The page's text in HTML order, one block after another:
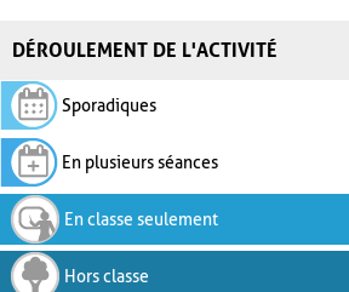
DÉROULEMENT DE L'ACTIVITÉ
Sporadiques
En plusieurs séances
En classe seulement
Hors classe